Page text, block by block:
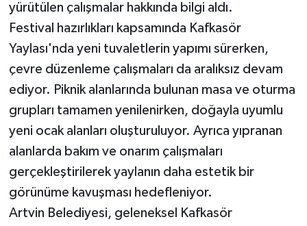
yürütülen çalışmalar hakkında bilgi aldı.
Festival hazırlıkları kapsamında Kafkasör
Yaylası'nda yeni tuvaletlerin yapımı sürerken,
çevre düzenleme çalışmaları da aralıksız devam
ediyor. Piknik alanlarında bulunan masa ve oturma
grupları tamamen yenilenirken, doğayla uyumlu
yeni ocak alanları oluşturuluyor. Ayrıca yıpranan
alanlarda bakım ve onarım çalışmaları
gerçekleştirilerek yaylanın daha estetik bir
görünüme kavuşması hedefleniyor.
Artvin Belediyesi, geleneksel Kafkasör